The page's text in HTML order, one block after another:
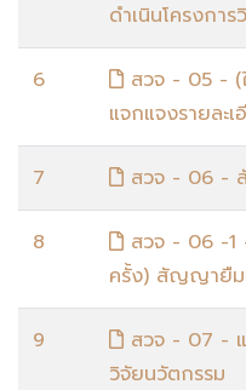
ดำเนินโครงกา
6
สวจ - 05 - (
แจกแจงรายละ
7 สวจ - 06 -
8
สวจ - 06 -1
ครั้ง) สัญญายืม
9
สวจ - 07 -
วิจัยนวัตกรรม